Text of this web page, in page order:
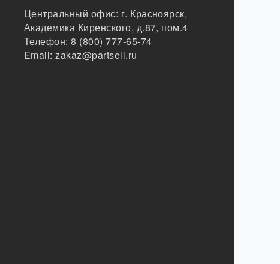
Центральный офис: г. Красноярск,
Академика Киренского, д.87, пом.4
Телефон:8 (800) 777-65-74
Email:zakaz@partsell.ru